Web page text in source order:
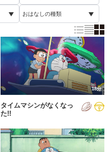
すべて
未視聴
おはなしの種類
通常回
誕生日スペシャル
18分
タイムマシンがなくなっ
た!!